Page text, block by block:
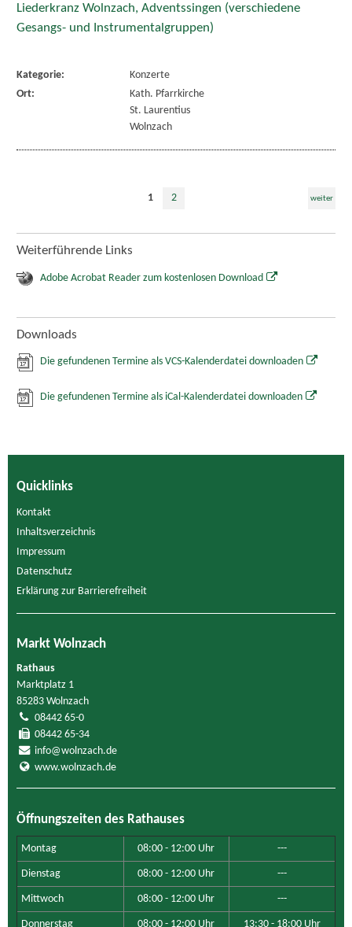
Liederkranz Wolnzach, Adventssingen (verschiedene
Gesangs- und Instrumentalgruppen)
Kategorie:
Konzerte
Ort:
Kath. Pfarrkirche
St. Laurentius
Wolnzach
1 2 weiter
Weiterführende Links
Adobe Acrobat Reader zum kostenlosen Download
Downloads
Die gefundenen Termine als VCS-Kalenderdatei downloaden
Die gefundenen Termine als iCal-Kalenderdatei downloaden
Quicklinks
Kontakt
Inhaltsverzeichnis
Impressum
Datenschutz
Erklärung zur Barrierefreiheit
Markt Wolnzach
Rathaus
Marktplatz 1
85283 Wolnzach
08442 65-0
08442 65-34
info@wolnzach.de
www.wolnzach.de
Öffnungszeiten des Rathauses
Montag 08:00 - 12:00 Uhr ---
Dienstag 08:00 - 12:00 Uhr ---
Mittwoch 08:00 - 12:00 Uhr ---
Donnerstag 08:00 - 12:00 Uhr 13:30 - 18:00 Uhr